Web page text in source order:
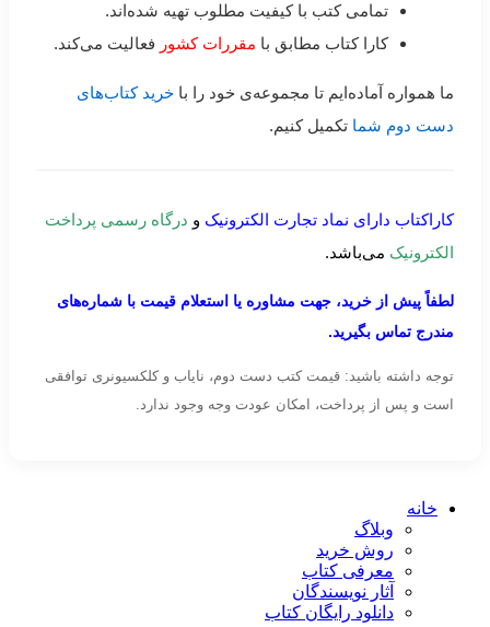
تمامی کتب با کیفیت مطلوب تهیه شده‌اند.
کارا کتاب مطابق با مقررات کشور فعالیت می‌کند.
ما همواره آماده‌ایم تا مجموعه‌ی خود را با خرید کتاب‌های
دست دوم شما تکمیل کنیم.
کاراکتاب دارای نماد تجارت الکترونیک و درگاه رسمی پرداخت
الکترونیک می‌باشد.
لطفاً پیش از خرید، جهت مشاوره یا استعلام قیمت با شماره‌های
مندرج تماس بگیرید.
توجه داشته باشید: قیمت کتب دست دوم، نایاب و کلکسیونری توافقی
است و پس از پرداخت، امکان عودت وجه وجود ندارد.
خانه
وبلاگ
روش خرید
معرفی کتاب
آثار نویسندگان
دانلود رایگان کتاب